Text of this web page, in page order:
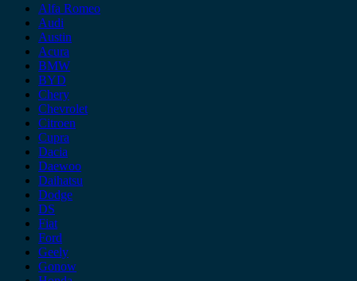
Alfa Romeo
Audi
Austin
Acura
BMW
BYD
Chery
Chevrolet
Citroen
Cupra
Dacia
Daewoo
Daihatsu
Dodge
DS
Fiat
Ford
Geely
Gonow